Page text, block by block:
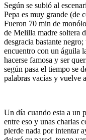
Según se subió al
Pepa es muy grande (de
Fueron 70 min de
de Melilla madre soltera
desgracia bastante
encuentro con un águila
hacerse famosa y ser
según pasa el tiempo se
palabras vacías y vuelve
Un día cuando esta a un
entre eso y unas charlas
pierde nada por intentar